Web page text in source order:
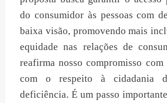
do consumidor às pessoas com
baixa visão, promovendo mais
equidade nas relações de
reafirma nosso compromisso com
com o respeito à cidadania
deficiência. É um passo